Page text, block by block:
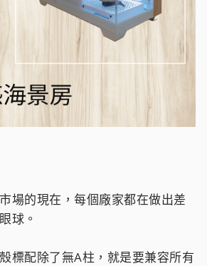
場的現在，每個廠家都在做出差
球。
標配除了無A柱，就是要兼容所有